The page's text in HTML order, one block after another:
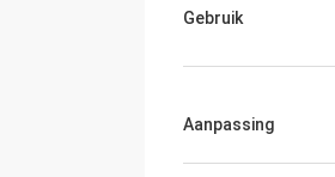
Gebruik
Aanpassing